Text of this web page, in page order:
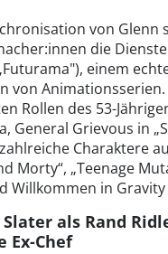
von Glenn
die
einem
von Animationsserien.
Rollen des 53-
General Grievous in
Charaktere
Morty“, „Teenage
Willkommen in Gravity
als Rand
Ex-Chef